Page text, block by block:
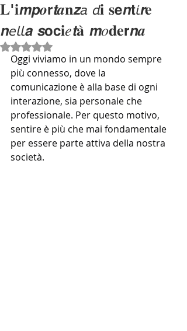
𝐋'𝐢𝙢𝙥𝒐𝗿𝙩𝒂𝐧𝙯𝘢 𝘥𝐢 𝐬𝗲𝙣𝘁𝘪𝙧𝐞
𝙣𝘦𝘭𝘭𝙖 𝙨𝗼𝗰𝐢𝑒𝙩𝐚̀ 𝙢𝑜𝐝𝐞𝗿𝙣𝒂
Rated NaN out of 5 stars.
Oggi viviamo in un mondo sempre
più connesso, dove la
comunicazione è alla base di ogni
interazione, sia personale che
professionale. Per questo motivo,
sentire è più che mai fondamentale
per essere parte attiva della nostra
società.